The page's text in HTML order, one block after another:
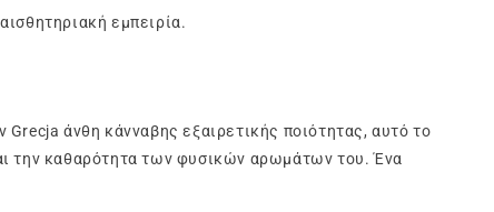
εμπειρία.
άνθη κάνναβης εξαιρετικής ποιότητας, αυτό το
την καθαρότητα των φυσικών αρωμάτων του. Ένα